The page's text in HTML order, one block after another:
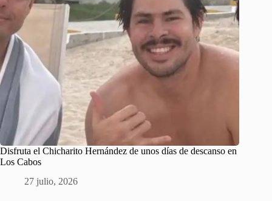
Disfruta el Chicharito Hernández de unos días de descanso en
Los Cabos
27 julio, 2026